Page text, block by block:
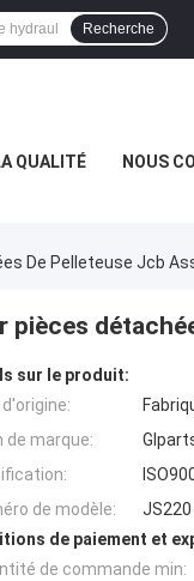
Recherche
QUALITÉ NOUS
De Pelleteuse Jcb
sur le produit:
d'origine:
de marque:
de modèle:
JS220
de paiement et
de commande min: